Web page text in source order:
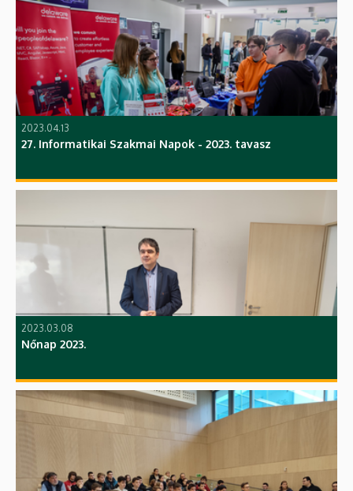
2023.04.13
27. Informatikai Szakmai Napok - 2023. tavasz
2023.03.08
Nőnap 2023.